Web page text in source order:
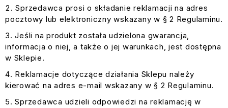
Sprzedawca prosi o składanie reklamacji na adres
pocztowy lub elektroniczny wskazany w § 2 Regulaminu.
Jeśli na produkt została udzielona gwarancja,
informacja o niej, a także o jej warunkach, jest dostępna
w Sklepie.
Reklamacje dotyczące działania Sklepu należy
kierować na adres e-mail wskazany w § 2 Regulaminu.
Sprzedawca udzieli odpowiedzi na reklamację w